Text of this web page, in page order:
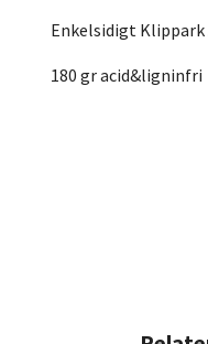
Enkelsidigt Klippark
180 gr acid&ligninfri